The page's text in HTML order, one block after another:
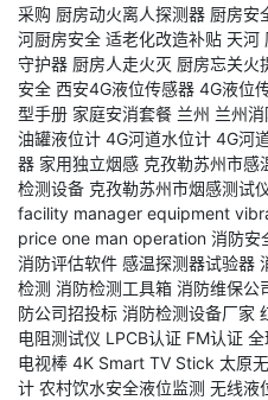
采购 厨房动火离人探测器 厨房安
河厨房安全 适老化改造补贴 天河
守护器 厨房人走火灭 厨房忘关火
安全 西安4G液位传感器 4G液位
型手册 家庭安消套餐 兰州 兰州消
油罐液位计 4G河道水位计 4G河
器 家用独立烟感 克孜勒苏州市感
检测设备 克孜勒苏州市烟感测试
facility manager equipment
price one man operation 消防安
消防评估软件 感温探测器试验器
检测 消防检测工具箱 消防维保公
防公司招投标 消防检测设备厂家
电阻测试仪 LPCB认证 FM认证 全
电视棒 4K Smart TV Stick 太原
计 农村饮水安全液位监测 无线液